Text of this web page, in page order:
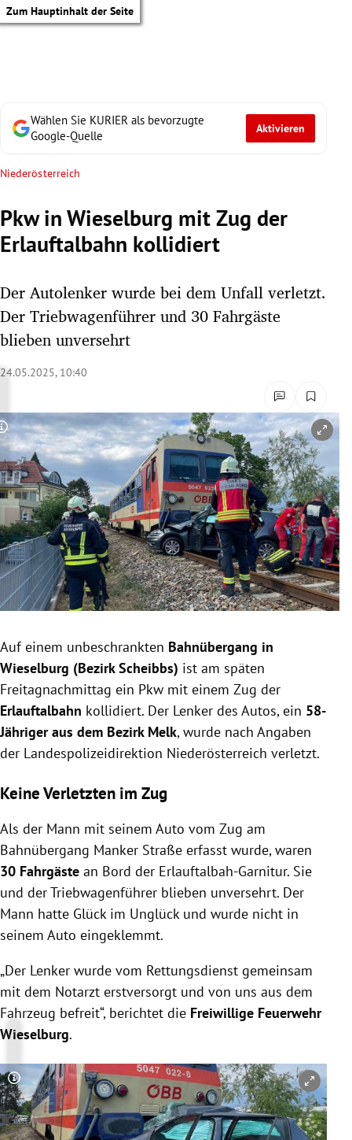
Zum Hauptinhalt der Seite
Untermenü
Untermenü
Untermenü
Untermenü
Untermenü
Untermenü
Untermenü
Untermenü
Wählen Sie KURIER als bevorzugte
Google-Quelle
Aktivieren
Niederösterreich
Pkw in Wieselburg mit Zug der
Erlauftalbahn kollidiert
Der Autolenker wurde bei dem Unfall verletzt.
Der Triebwagenführer und 30 Fahrgäste
blieben unversehrt
24.05.2025, 10:40
Copyright-Hinweis öffnen/schließen
Auf einem unbeschrankten Bahnübergang in
Wieselburg (Bezirk Scheibbs) ist am späten
Freitagnachmittag ein Pkw mit einem Zug der
Erlauftalbahn kollidiert. Der Lenker des Autos, ein 58-
Jähriger aus dem Bezirk Melk, wurde nach Angaben
der Landespolizeidirektion Niederösterreich verletzt.
Keine Verletzten im Zug
Als der Mann mit seinem Auto vom Zug am
Bahnübergang Manker Straße erfasst wurde, waren
30 Fahrgäste an Bord der Erlauftalbah-Garnitur. Sie
und der Triebwagenführer blieben unversehrt. Der
Mann hatte Glück im Unglück und wurde nicht in
seinem Auto eingeklemmt.
„Der Lenker wurde vom Rettungsdienst gemeinsam
mit dem Notarzt erstversorgt und von uns aus dem
Fahrzeug befreit“, berichtet die Freiwillige Feuerwehr
Wieselburg.
Copyright-Hinweis öffnen/schließen